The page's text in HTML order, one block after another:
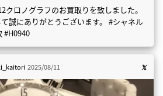
クロノグラフのお買取りを致しました。
誠にありがとうございます。 #シャネル
#H0940
2025/08/11